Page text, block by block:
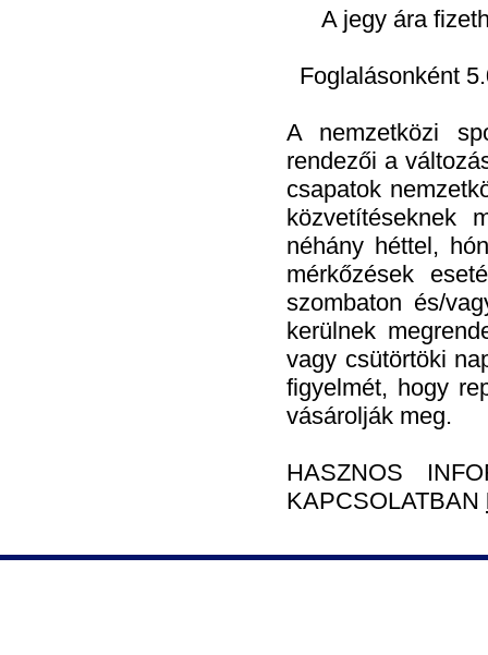
A jegy ára
Foglalásonként
A nemzetközi
rendezői a
csapatok
közvetítéseknek
néhány héttel,
mérkőzések
szombaton és/
kerülnek
vagy csütörtöki
figyelmét, hogy
vásárolják meg.
HASZNOS
KAPCSOLATBAN